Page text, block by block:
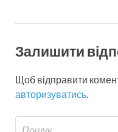
Залишити
Щоб відправити
авторизуватись.